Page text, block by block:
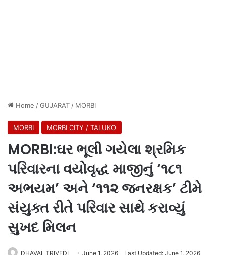
Home /GUJARAT / MORBI
MORBI MORBI CITY / TALUKO
MORBI:ઘર ભૂલી ગયેલા શ્રમિક
પરિવારના વયોવૃદ્ધ માજીનું ‘૧૮૧
અભયમ’ અને ‘૧૧૨ જનરક્ષક’ ટીમે
સંયુક્ત રીતે પરિવાર સાથે કરાવ્યું
સુખદ મિલન
DHAVAL TRIVEDI June 1, 2026 Last Updated: June 1, 2026